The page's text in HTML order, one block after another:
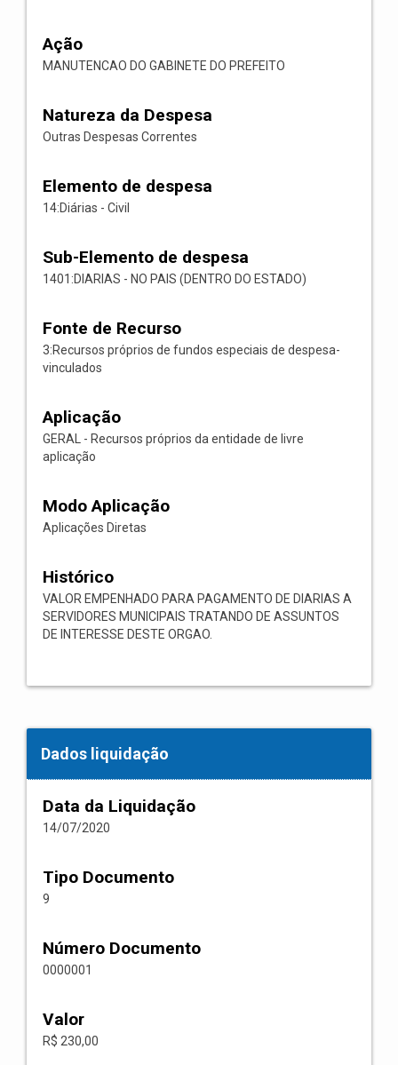
Ação
MANUTENCAO DO GABINETE DO PREFEITO
Natureza da Despesa
Outras Despesas Correntes
Elemento de despesa
14:Diárias - Civil
Sub-Elemento de despesa
1401:DIARIAS - NO PAIS (DENTRO DO ESTADO)
Fonte de Recurso
3:Recursos próprios de fundos especiais de despesa-
vinculados
Aplicação
GERAL - Recursos próprios da entidade de livre
aplicação
Modo Aplicação
Aplicações Diretas
Histórico
VALOR EMPENHADO PARA PAGAMENTO DE DIARIAS A
SERVIDORES MUNICIPAIS TRATANDO DE ASSUNTOS
DE INTERESSE DESTE ORGAO.
Dados liquidação
Data da Liquidação
14/07/2020
Tipo Documento
9
Número Documento
0000001
Valor
R$ 230,00